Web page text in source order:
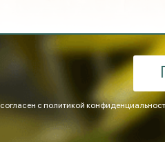
с политикой